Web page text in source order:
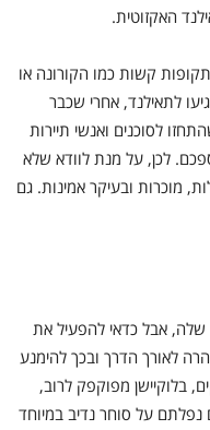
האקזוטית.
קשות כמו הקורונה או
לתאילנד, אחרי שכבר
לסוכנים ואנשי תיירות
לכן, על מנת לוודא שלא
מוכרות ובעיקר אמינות. גם
שלה, אבל כדאי להפעיל את
לאורך הדרך ובכך להימנע
בלוקיישן מפוקפק לרוב,
נפלתם על סוחר נדיב במיוחד